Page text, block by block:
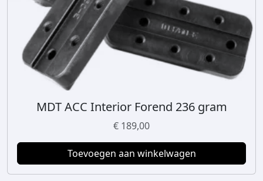
MDT ACC Interior Forend 236 gram
€ 189,00
Toevoegen aan winkelwagen